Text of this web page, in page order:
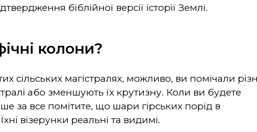
біблійної версії історії Землі.
колони?
магістралях, можливо, ви помічали
або зменшують їх крутизну. Коли ви будете
за все помітите, що шари гірських порід в
візерунки реальні та видимі.